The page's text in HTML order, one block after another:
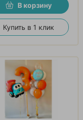
В корзину
Купить в 1 клик